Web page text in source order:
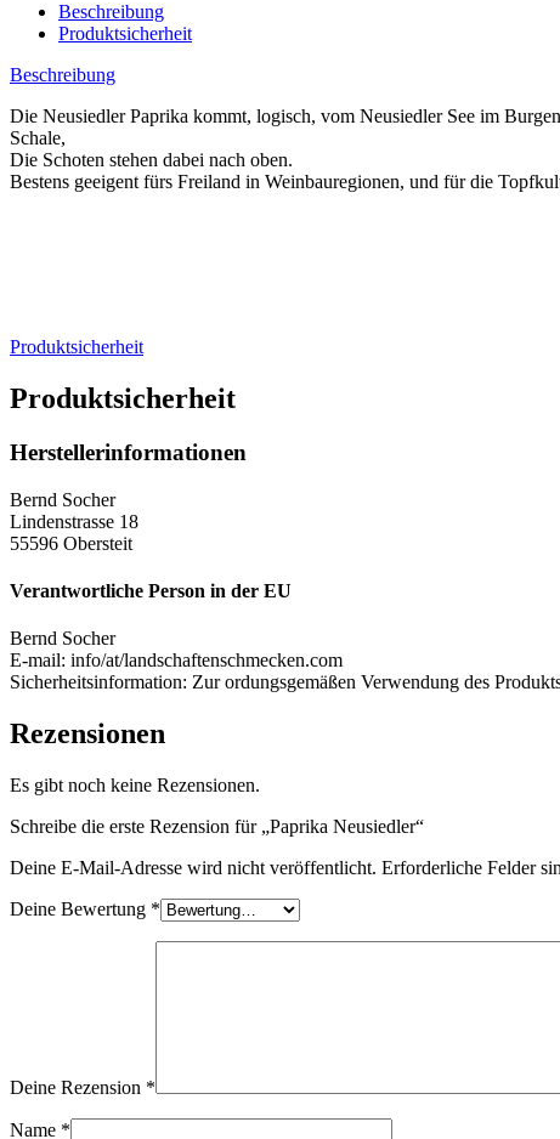
Beschreibung
Produktsicherheit
Beschreibung
Die Neusiedler Paprika kommt, logisch, vom Neusiedler See im
Schale,
Die Schoten stehen dabei nach oben.
Bestens geeigent fürs Freiland in Weinbauregionen, und für die
Produktsicherheit
Produktsicherheit
Herstellerinformationen
Bernd Socher
Lindenstrasse 18
55596 Obersteit
Verantwortliche Person in der EU
Bernd Socher
E-mail: info/at/landschaftenschmecken.com
Sicherheitsinformation: Zur ordungsgemäßen Verwendung des
Rezensionen
Es gibt noch keine Rezensionen.
Schreibe die erste Rezension für „Paprika Neusiedler“
Deine E-Mail-Adresse wird nicht veröffentlicht. Erforderliche Felder
Deine Bewertung *
Deine Rezension *
Name *